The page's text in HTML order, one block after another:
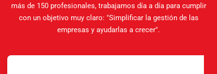
más de 150 profesionales, trabajamos día a día para cumplir
con un objetivo muy claro: "Simplificar la gestión de las
empresas y ayudarlas a crecer".